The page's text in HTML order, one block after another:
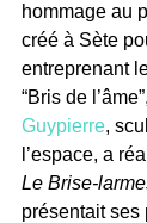
hommage au
créé à Sète
entreprenant
“Bris de
Guypierre,
l’espace, a
Le Brise-
présentait ses